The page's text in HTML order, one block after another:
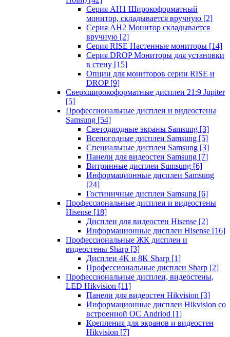
Серия AH1 Широкоформатный
монитор, складывается вручную [2]
Серия AH2 Монитор складывается
вручную [2]
Серия RISE Настенные мониторы [14]
Серия DROP Мониторы для установки
в стену [15]
Опции для мониторов серии RISE и
DROP [9]
Сверхширокоформатные дисплеи 21:9 Jupiter
[5]
Профессиональные дисплеи и видеостены
Samsung [54]
Светодиодные экраны Samsung [3]
Всепогодные дисплеи Samsung [5]
Специальные дисплеи Samsung [3]
Панели для видеостен Samsung [7]
Витринные дисплеи Sumsung [6]
Информационные дисплеи Samsung
[24]
Гостиничные дисплеи Samsung [6]
Профессиональные дисплеи и видеостены
Hisense [18]
Дисплеи для видеостен Hisense [2]
Информационные дисплеи Hisense [16]
Профессиональные ЖК дисплеи и
видеостены Sharp [3]
Дисплеи 4K и 8K Sharp [1]
Профессиональные дисплеи Sharp [2]
Профессиональные дисплеи, видеостены,
LED Hikvision [11]
Панели для видеостен Hikvision [3]
Информационные дисплеи Hikvision со
встроенной ОС Andriod [1]
Крепления для экранов и видеостен
Hikvision [7]